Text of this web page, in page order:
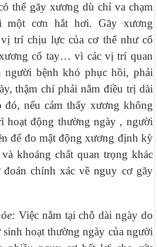
thể gãy xương dù chỉ va chạm
một cơn hắt hơi. Gãy xương
trí chịu lực của cơ thể như cổ
cổ tay… vì các vị trí quan
người bệnh khó phục hồi, phải
thậm chí phải nằm điều trị dài
nếu cảm thấy xương không
hoạt động thường ngày , người
để đo mật động xương định kỳ
khoáng chất quan trọng khác
chính xác về nguy cơ gãy
Việc nằm tại chỗ dài ngày do
hoạt thường ngày của người